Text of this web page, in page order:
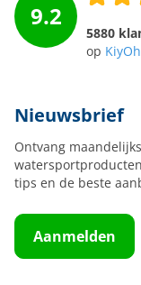
9.2
5880
op KiyOh
Nieuwsbrief
Ontvang
tips en de beste
Aanmelden